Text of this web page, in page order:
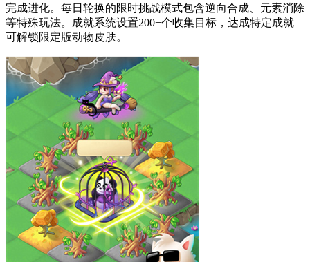
完成进化。每日轮换的限时挑战模式包含逆向合成、元素消除
等特殊玩法。成就系统设置200+个收集目标，达成特定成就
可解锁限定版动物皮肤。